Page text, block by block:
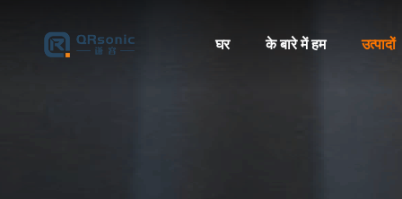
घर के बारे में हम उत्पादों